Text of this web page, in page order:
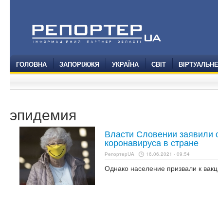
ГОЛОВНА ЗАПОРІЖЖЯ УКРАЇНА СВІТ
эпидемия
Власти Словении заявили
коронавируса в стране
РепортерUA 16.06.2021 - 09:54
Однако население призвали к